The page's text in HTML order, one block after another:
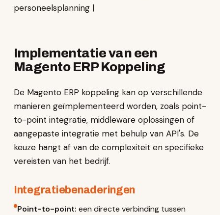
personeelsplanning |
Implementatie van een
Magento ERP Koppeling
De Magento ERP koppeling kan op verschillende
manieren geïmplementeerd worden, zoals point-
to-point integratie, middleware oplossingen of
aangepaste integratie met behulp van API's. De
keuze hangt af van de complexiteit en specifieke
vereisten van het bedrijf.
Integratiebenaderingen
Point-to-point: een directe verbinding tussen